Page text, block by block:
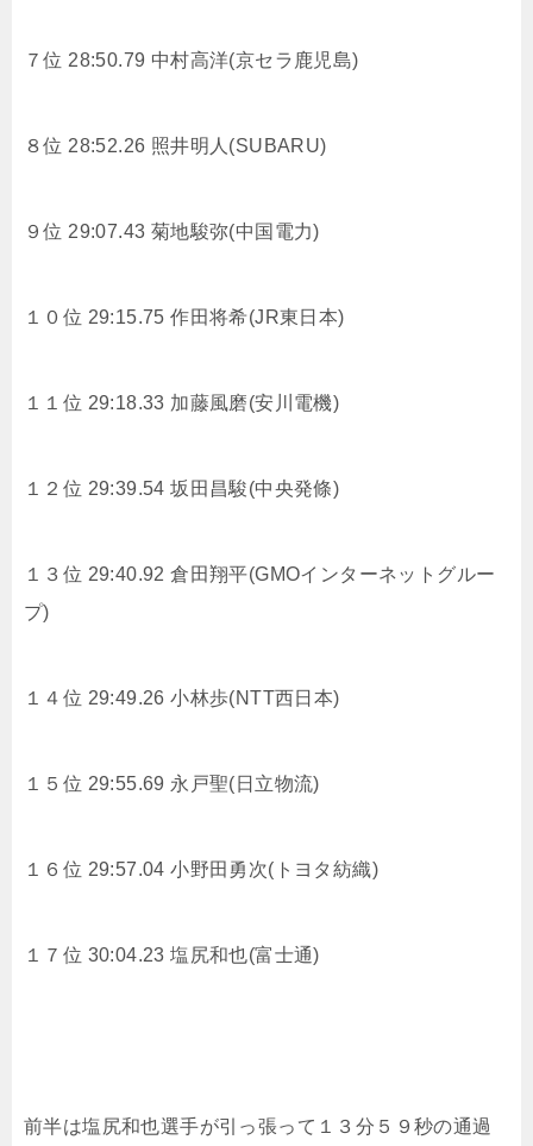
７位 28:50.79 中村高洋(京セラ鹿児島)
８位 28:52.26 照井明人(SUBARU)
９位 29:07.43 菊地駿弥(中国電力)
１０位 29:15.75作田将希(JR東日本)
１１位 29:18.33 加藤風磨(安川電機)
１２位 29:39.54坂田昌駿(中央発條)
１３位 29:40.92倉田翔平(GMOインターネットグルー
プ)
１４位 29:49.26小林歩(NTT西日本)
１５位 29:55.69 永戸聖(日立物流)
１６位 29:57.04小野田勇次(トヨタ紡織)
１７位 30:04.23 塩尻和也(富士通)
前半は塩尻和也選手が引っ張って１３分５９秒の通過